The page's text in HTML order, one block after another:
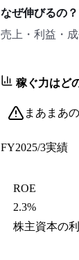
なぜ伸びるの？
売上・利益・
稼ぐ力はど
まあまあ
FY2025/3実績
ROE
2.3%
株主資本の